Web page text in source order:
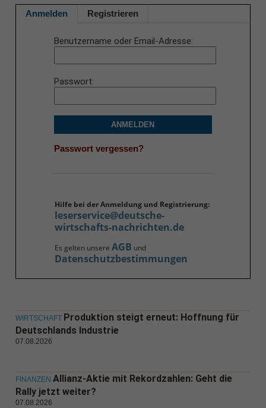
Anmelden Registrieren
Benutzername oder Email-Adresse
Passwort
ANMELDEN
Passwort vergessen?
Hilfe bei der Anmeldung und Registrierung:
leserservice@deutsche-
wirtschafts-nachrichten.de
Es gelten unsere AGB und
Datenschutzbestimmungen
WIRTSCHAFT Produktion steigt erneut: Hoffnung für
Deutschlands Industrie
07.08.2026
FINANZEN Allianz-Aktie mit Rekordzahlen: Geht die
Rally jetzt weiter?
07.08.2026